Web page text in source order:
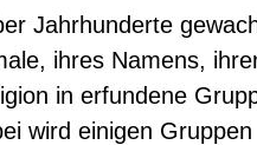
Jahrhunderte
ihres Namens,
in erfundene
wird einigen